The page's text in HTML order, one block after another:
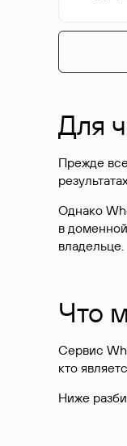
Для
Прежде
Однако
в
владельце.
Что
Сервис
кто
Ниже